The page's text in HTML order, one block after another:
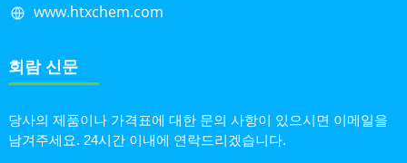
www.htxchem.com
회람 신문
당사의 제품이나 가격표에 대한 문의 사항이 있으시면 이메일을
남겨주세요. 24시간 이내에 연락드리겠습니다.